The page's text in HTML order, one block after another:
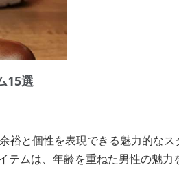
15選
裕と個性を表現できる魅力的なス
テムは、年齢を重ねた男性の魅力